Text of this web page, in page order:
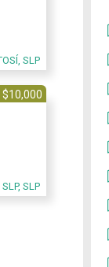
SLP
$10,000
SLP, SLP